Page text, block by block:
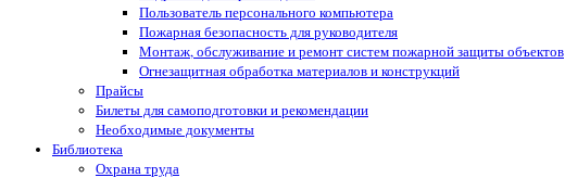
Пользователь персонального компьютера
Пожарная безопасность для руководителя
Монтаж, обслуживание и ремонт систем пожарной защиты объектов
Огнезащитная обработка материалов и конструкций
Прайсы
Билеты для самоподготовки и рекомендации
Необходимые документы
Библиотека
Охрана труда